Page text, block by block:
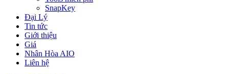
SnapKey
Đại Lý
Tin tức
Giới thiệu
Giá
Nhân Hòa AIO
Liên hệ